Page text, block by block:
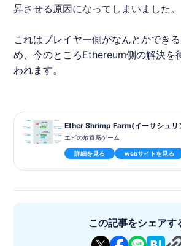
昇させる原因になってしまいました。
これはプレイヤー側がなんとかでき
め、今のところEthereum側の解決を
われます。
Ether Shrimp Farm(イーサシュリ
エビの放置系ゲーム
詳細を見る webサイトを見る
この記事をシェアす